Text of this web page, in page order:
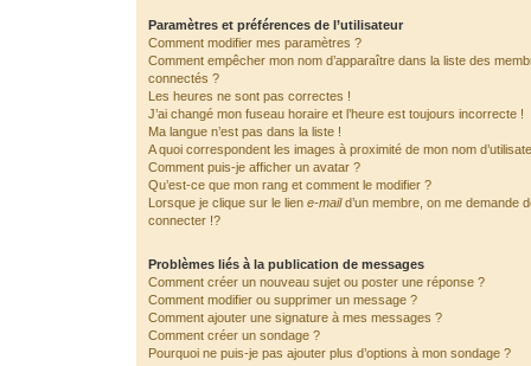
Paramètres et préférences de l’utilisateur
Comment modifier mes paramètres ?
Comment empêcher mon nom d’apparaître dans la liste des
connectés ?
Les heures ne sont pas correctes !
J’ai changé mon fuseau horaire et l’heure est toujours incorrecte !
Ma langue n’est pas dans la liste !
A quoi correspondent les images à proximité de mon nom
Comment puis-je afficher un avatar ?
Qu’est-ce que mon rang et comment le modifier ?
Lorsque je clique sur le lien e-maild’un membre, on me demande
connecter !?
Problèmes liés à la publication de messages
Comment créer un nouveau sujet ou poster une réponse ?
Comment modifier ou supprimer un message ?
Comment ajouter une signature à mes messages ?
Comment créer un sondage ?
Pourquoi ne puis-je pas ajouter plus d’options à mon sondage ?